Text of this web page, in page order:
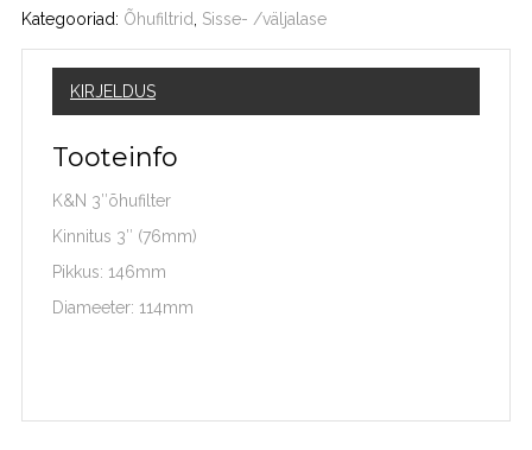
Kategooriad: Õhufiltrid Sisse- /väljalase
KIRJELDUS
Tooteinfo
K&N 3″õhufilter
Kinnitus 3″ (76mm)
Pikkus: 146mm
Diameeter: 114mm